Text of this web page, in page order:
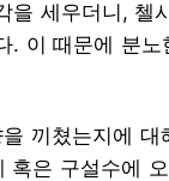
세우더니, 첼
. 이 때문에 분
끼쳤는지에
은 구설수에